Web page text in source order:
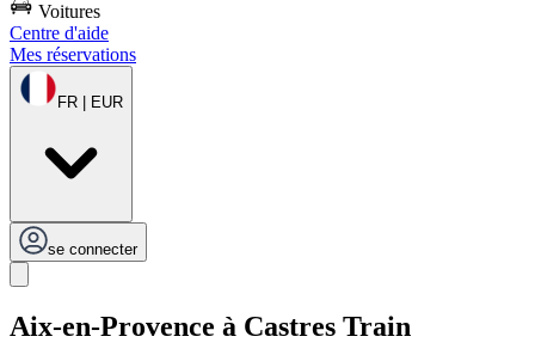
Voitures
Centre d'aide
Mes réservations
FR | EUR
se connecter
Aix-en-Provence à Castres Train